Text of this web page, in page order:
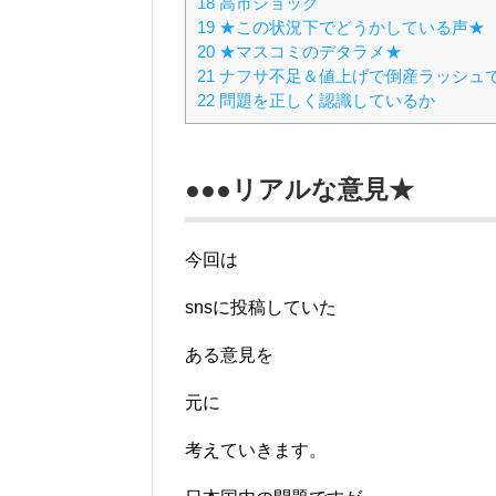
19 ★この状況下でどうかしている声★
20 ★マスコミのデタラメ★
21 ナフサ不足＆値上げで倒産ラッシュ
22 問題を正しく認識しているか
●●●リアルな意見★
今回は
snsに投稿していた
ある意見を
元に
考えていきます。